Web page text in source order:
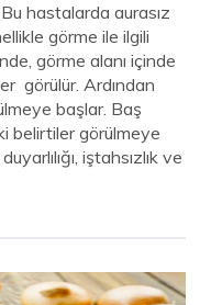
Bu hastalarda aurasız
görme ile ilgili
görme alanı içinde
görülür. Ardından
başlar. Baş
belirtiler görülmeye
iştahsızlık ve